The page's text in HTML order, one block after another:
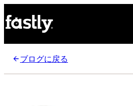
ブログに戻る